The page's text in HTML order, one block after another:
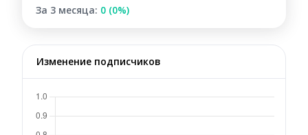
За 3 месяца: 0 (0%)
Изменение подписчиков